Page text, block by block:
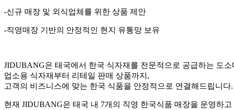
-신규 매장 및 외식업체를 위한 상품 제안
-직영매장 기반의 안정적인 현지 유통망 보유
JIDUBANG은 태국에서 한국 식자재를 전문적으로 공급하는 도
업소용 식자재부터 리테일 판매 상품까지,
고객의 비즈니스에 맞는 한국 식품을 안정적으로 연결해드립니다.
현재 JIDUBANG은 태국 내 7개의 직영 한국식품 매장을 운영하고